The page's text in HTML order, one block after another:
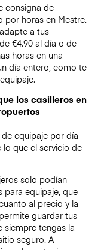
consigna de
por horas en Mestre.
a tus
€4.90 al día o de
horas en una
día entero, como te
los casilleros en
equipaje por día
que el servicio de
solo podían
para equipaje, que
al precio y la
guardar tus
siempre tengas la
seguro. A